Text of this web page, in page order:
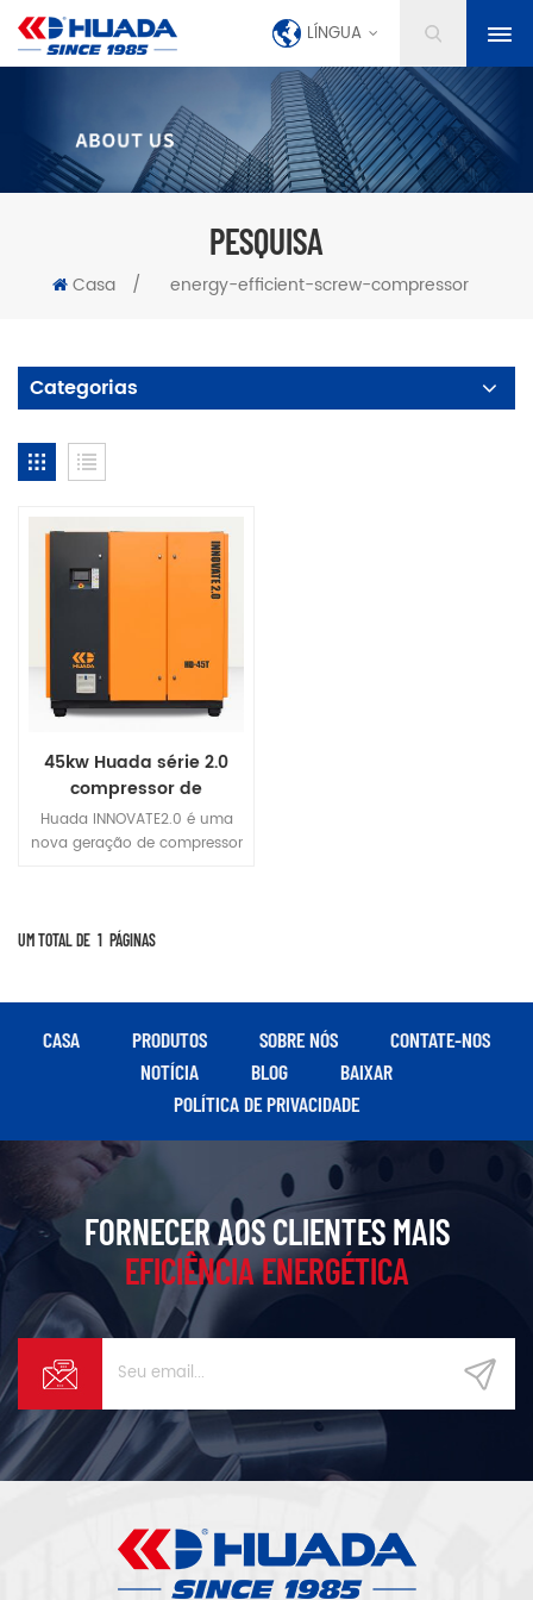
LÍNGUA
PESQUISA
Casa / energy-efficient-screw-compressor
Categorias
45kw Huada série 2.0
compressor de
parafuso de frequência
variável de ímã
Huada INNOVATE2.0 é uma
nova geração de compressor
desenvolvido de forma
UM TOTAL DE 1 PÁGINAS
CASA PRODUTOS SOBRE NÓS
CONTATE-NOS
NOTÍCIA
BLOG
BAIXAR
POLÍTICA DE PRIVACIDADE
FORNECER AOS CLIENTES MAIS
EFICIÊNCIA ENERGÉTICA